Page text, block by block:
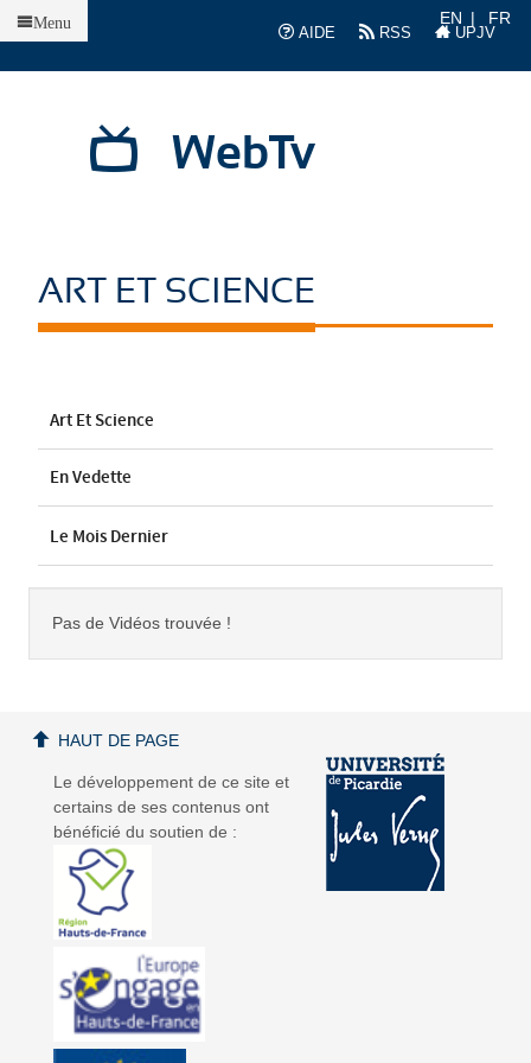
AIDE
RSS UPJV
EN FR
WebTv
Menu
ART ET SCIENCE
Art Et Science
En Vedette
Le Mois Dernier
Pas de Vidéos trouvée !
Le développement de ce site et
certains de ses contenus ont
bénéficié du soutien de :
HAUT DE PAGE